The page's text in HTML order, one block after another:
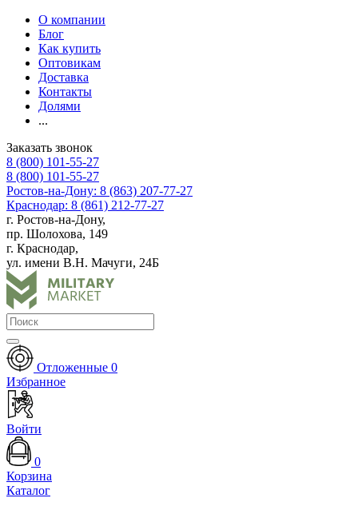
О компании
Блог
Как купить
Оптовикам
Доставка
Контакты
Долями
...
Заказать звонок
8 (800) 101-55-27
8 (800) 101-55-27
Ростов-на-Дону: 8 (863) 207-77-27
Краснодар: 8 (861) 212-77-27
г. Ростов-на-Дону,
пр. Шолохова, 149
г. Краснодар,
ул. имени В.Н. Мачуги, 24Б
Отложенные 0
Избранное
Войти
0
Корзина
Каталог